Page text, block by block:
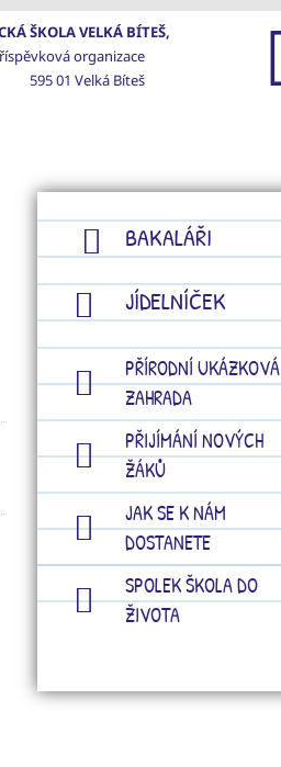
ŠKOLA VELKÁ BÍTEŠ,
organizace
595 01 Velká Bíteš
BAKALÁŘI
JÍDELNÍČEK
PŘÍRODNÍ UKÁZKOVÁ
ZAHRADA
PŘIJÍMÁNÍ NOVÝCH
ŽÁKŮ
JAK SE K NÁM
DOSTANETE
SPOLEK ŠKOLA DO
ŽIVOTA